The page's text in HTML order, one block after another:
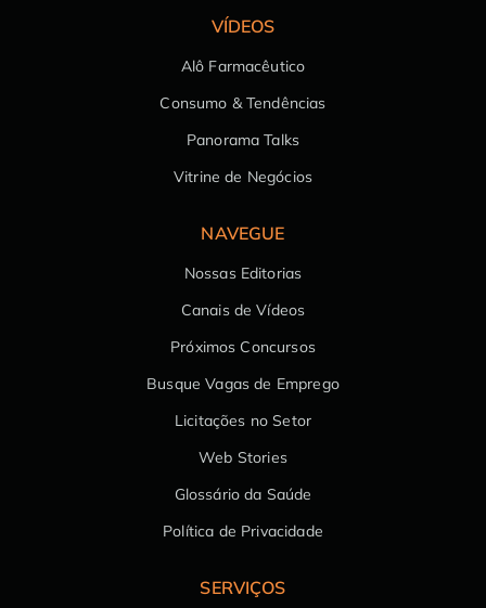
VÍDEOS
Alô Farmacêutico
Consumo & Tendências
Panorama Talks
Vitrine de Negócios
NAVEGUE
Nossas Editorias
Canais de Vídeos
Próximos Concursos
Busque Vagas de Emprego
Licitações no Setor
Web Stories
Glossário da Saúde
Política de Privacidade
SERVIÇOS